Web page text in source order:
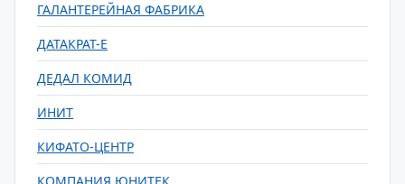
ГАЛАНТЕРЕЙНАЯ ФАБРИКА
ДАТАКРАТ-Е
ДЕДАЛ КОМИД
ИНИТ
КИФАТО-ЦЕНТР